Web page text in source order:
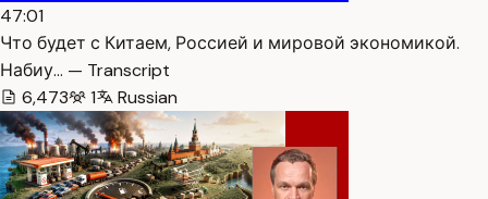
47:01
Что будет с Китаем, Россией и мировой экономикой.
Набиу… — Transcript
6,473
1 Russian